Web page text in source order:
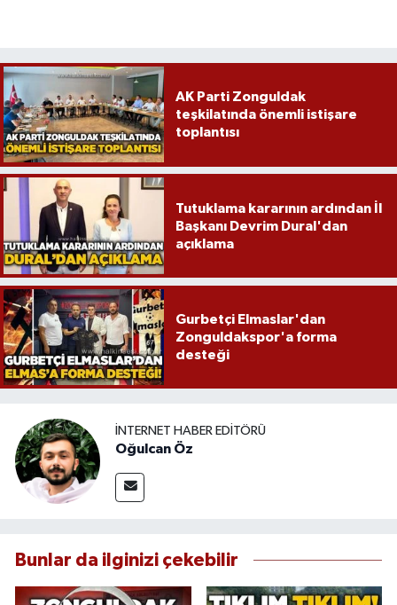
AK Parti Zonguldak
teşkilatında önemli istişare
toplantısı
Tutuklama kararının ardından İl
Başkanı Devrim Dural'dan
açıklama
Gurbetçi Elmaslar'dan
Zonguldakspor'a forma
desteği
İNTERNET HABER EDITÖRÜ
Oğulcan Öz
Bunlar da ilginizi çekebilir